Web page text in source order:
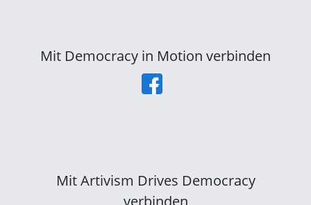
Mit Democracy in Motion verbinden
Mit Artivism Drives Democracy
verbinden